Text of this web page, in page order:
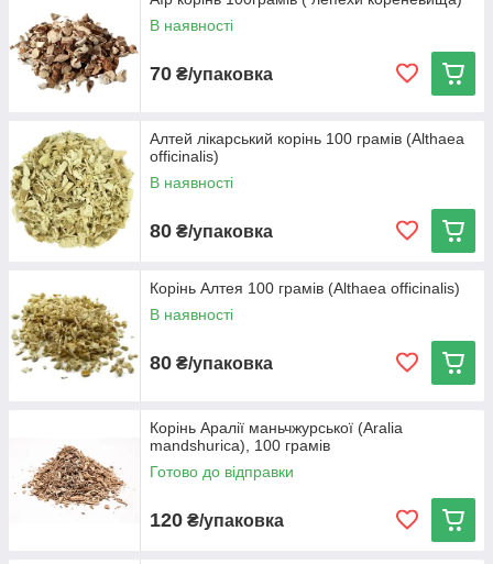
Оперативна доставка по Україні та найближчого
Найактуальніші
В наявності
70 ₴/упаковка
Алтей лікарський корінь 100 грамів (Althaea
officinalis)
В наявності
80 ₴/упаковка
Корінь Алтея 100 грамів (Althaea officinalis)
В наявності
80 ₴/упаковка
Корінь Аралії маньчжурської (Aralia
mandshurica), 100 грамів
Готово до відправки
120 ₴/упаковка